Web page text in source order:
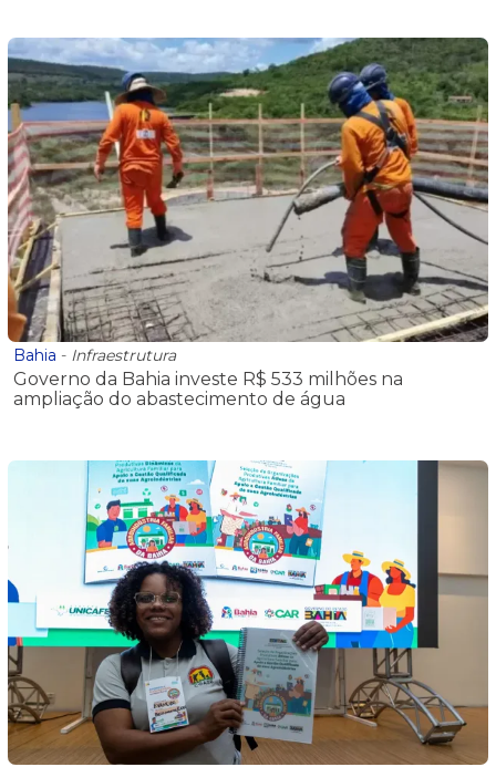
Bahia - Infraestrutura
Governo da Bahia investe R$ 533 milhões na
ampliação do abastecimento de água